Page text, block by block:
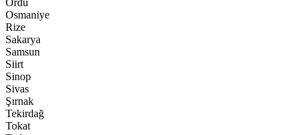
Ordu
Osmaniye
Rize
Sakarya
Samsun
Siirt
Sinop
Sivas
Şırnak
Tekirdağ
Tokat